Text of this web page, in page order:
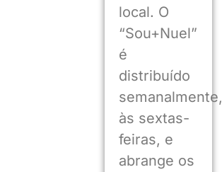
local. O
“Sou+Nuel”
é
distribuído
semanalmente,
às sextas-
feiras, e
abrange os